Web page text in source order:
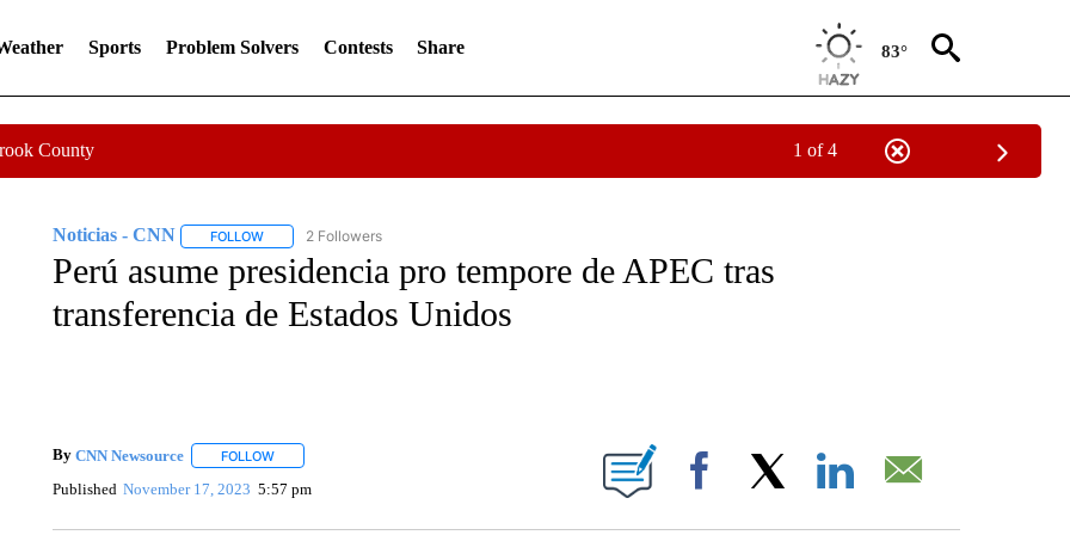
Sports Problem Solvers Contests Share 83°
County 1 of 4
Noticias - CNN FOLLOWFOLLOW "NOTICIAS - CNN" TO RECEIVE NOTIFICATIONS ABOUT NEW PAGES ON "NOTICIAS - CNN".
2 Followers
Perú asume presidencia pro tempore de APEC tras
transferencia de Estados Unidos
By CNN Newsource FOLLOWFOLLOW "" TO RECEIVE NOTIFICATIONS ABOUT NEW PAGES ON "".
Published November 17, 2023 5:57 pm Facebook